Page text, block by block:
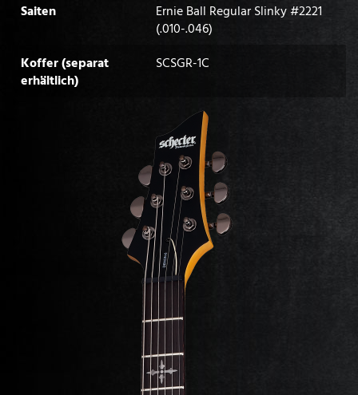
Saiten
Ernie Ball Regular Slinky #2221
(.010-.046)
Koffer (separat
erhältlich)
SCSGR-1C